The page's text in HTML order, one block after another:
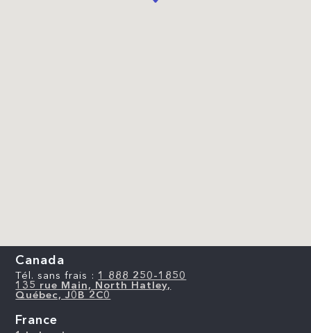
Canada
Tél. sans frais : 1 888 250-1850
135 rue Main, North Hatley,
Québec, J0B 2C0
France